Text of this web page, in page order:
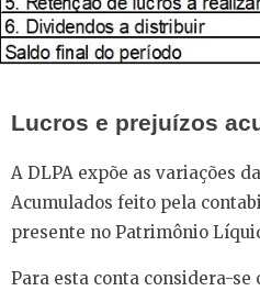
Lucros e prejuízos
A DLPA expõe as variações
Acumulados feito pela
presente no Patrimônio
Para esta conta considera-se